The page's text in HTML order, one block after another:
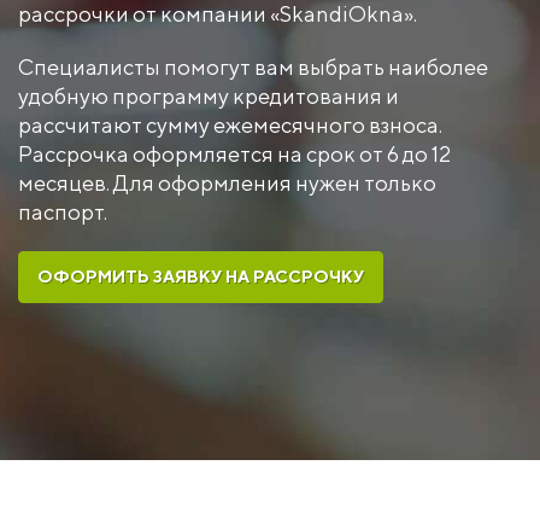
рассрочки от компании «SkandiOkna».
Специалисты помогут вам выбрать наиболее
удобную программу кредитования и
рассчитают сумму ежемесячного взноса.
Рассрочка оформляется на срок от 6 до 12
месяцев. Для оформления нужен только
паспорт.
ОФОРМИТЬ ЗАЯВКУ НА РАССРОЧКУ